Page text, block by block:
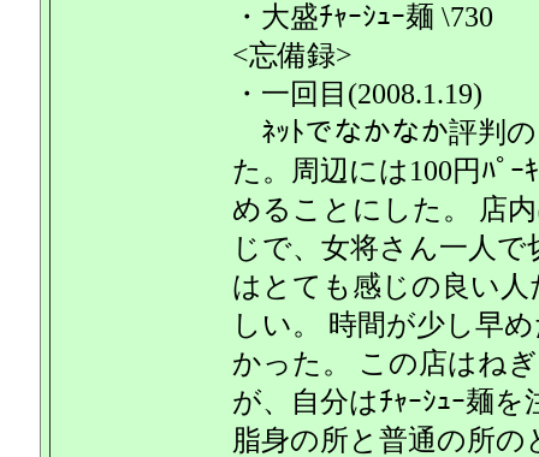
・大盛ﾁｬｰｼｭｰ麺 \730
<忘備録>
・一回目(2008.1.19)
ﾈｯﾄでなかなか評判
た。周辺には100円ﾊﾟ
めることにした。 店
じで、女将さん一人
はとても感じの良い
しい。 時間が少し早
かった。 この店はね
が、自分はﾁｬｰｼｭｰ麺
脂身の所と普通の所